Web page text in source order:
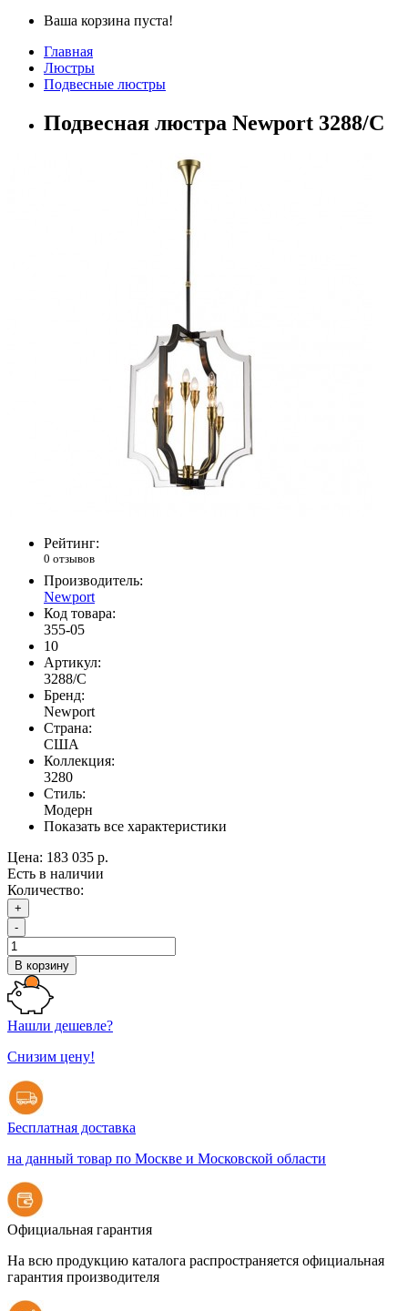
Ваша корзина пуста!
Главная
Люстры
Подвесные люстры
Подвесная люстра Newport 3288/C
Рейтинг:
0 отзывов
Производитель:
Newport
Код товара:
355-05
10
Артикул:
3288/C
Бренд:
Newport
Страна:
США
Коллекция:
3280
Стиль:
Модерн
Показать все характеристики
Цена: 183 035 р.
Есть в наличии
Количество:
+
-
В корзину
Нашли дешевле?
Снизим цену!
Бесплатная доставка
на данный товар по Москве и Московской области
Официальная гарантия
На всю продукцию каталога распространяется официальная
гарантия производителя